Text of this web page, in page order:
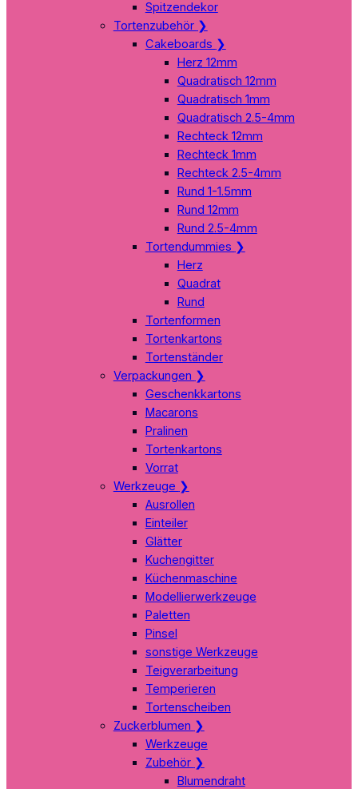
Spitzendekor
Tortenzubehör ❯
Cakeboards ❯
Herz 12mm
Quadratisch 12mm
Quadratisch 1mm
Quadratisch 2.5-4mm
Rechteck 12mm
Rechteck 1mm
Rechteck 2.5-4mm
Rund 1-1.5mm
Rund 12mm
Rund 2.5-4mm
Tortendummies ❯
Herz
Quadrat
Rund
Tortenformen
Tortenkartons
Tortenständer
Verpackungen ❯
Geschenkkartons
Macarons
Pralinen
Tortenkartons
Vorrat
Werkzeuge ❯
Ausrollen
Einteiler
Glätter
Kuchengitter
Küchenmaschine
Modellierwerkzeuge
Paletten
Pinsel
sonstige Werkzeuge
Teigverarbeitung
Temperieren
Tortenscheiben
Zuckerblumen ❯
Werkzeuge
Zubehör ❯
Blumendraht